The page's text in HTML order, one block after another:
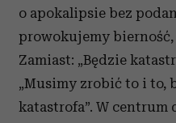
o apokalipsie bez
prowokujemy
Zamiast: „Będzie
„Musimy zrobić to i to,
katastrofa”. W